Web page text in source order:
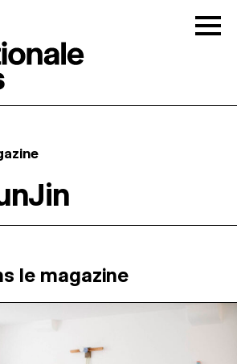
le magazine